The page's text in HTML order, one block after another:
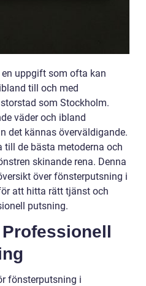
en uppgift som ofta kan
till och med
som Stockholm.
väder och ibland
det kännas överväldigande.
till de bästa metoderna och
skinande rena. Denna
över fönsterputsning i
att hitta rätt tjänst och
putsning.
fönsterputsning i